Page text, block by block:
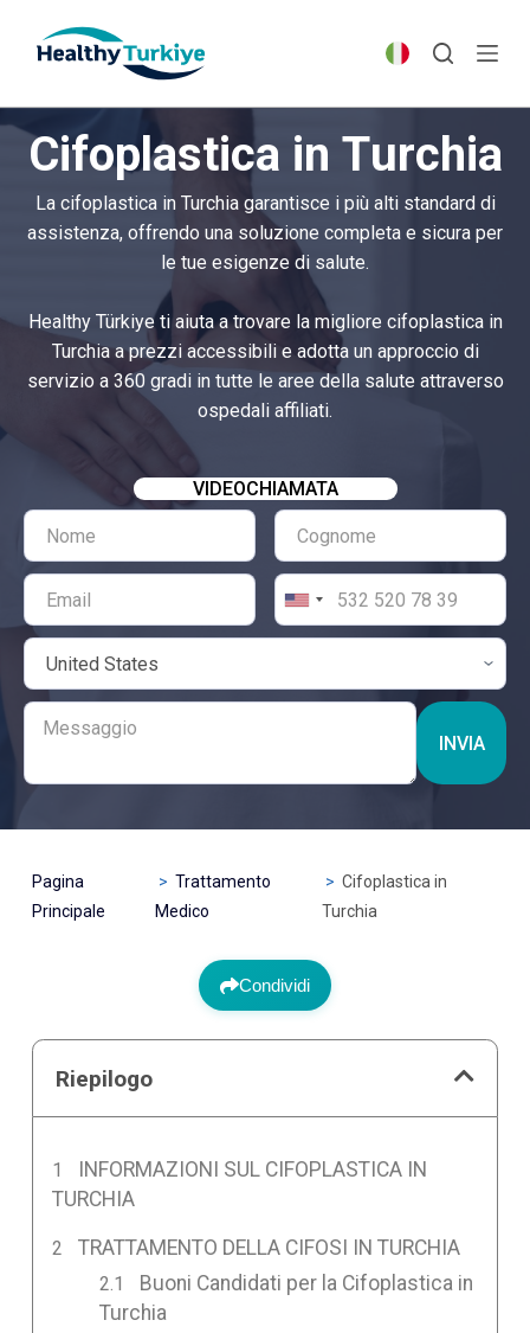
p
o
e
t
Cifoplastica in Turchia
La cifoplastica in Turchia garantisce i più alti standard di
assistenza, offrendo una soluzione completa e sicura per
le tue esigenze di salute.
Healthy Türkiye ti aiuta a trovare la migliore cifoplastica in
Turchia a prezzi accessibili e adotta un approccio di
servizio a 360 gradi in tutte le aree della salute attraverso
ospedali affiliati.
VIDEOCHIAMATA
INVIA
Pagina
Principale
Trattamento
Medico
Cifoplastica in
Turchia
Condividi
Riepilogo
INFORMAZIONI SUL CIFOPLASTICA IN
TURCHIA
TRATTAMENTO DELLA CIFOSI IN TURCHIA
Buoni Candidati per la Cifoplastica in
Turchia